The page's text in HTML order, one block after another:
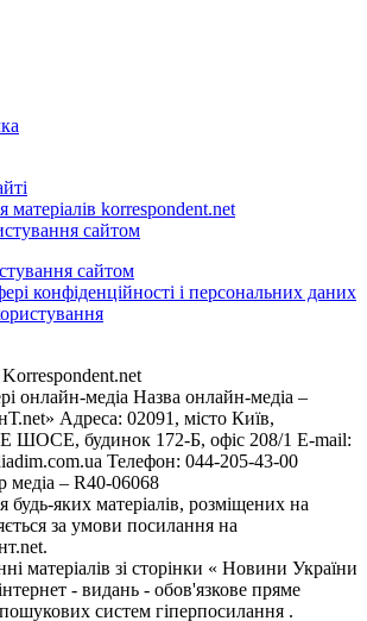
матеріалів korrespondent.net
сайтом
сайтом
конфіденційності і персональних даних
онлайн-медіа Назва онлайн-медіа –
Адреса: 02091, місто Київ,
будинок 172-Б, офіс 208/1 E-mail:
Телефон: 044-205-43-00
медіа – R40-06068
будь-яких матеріалів, розміщених на
за умови посилання на
матеріалів зі сторінки « Новини України
- видань - обов'язкове пряме
систем гіперпосилання .